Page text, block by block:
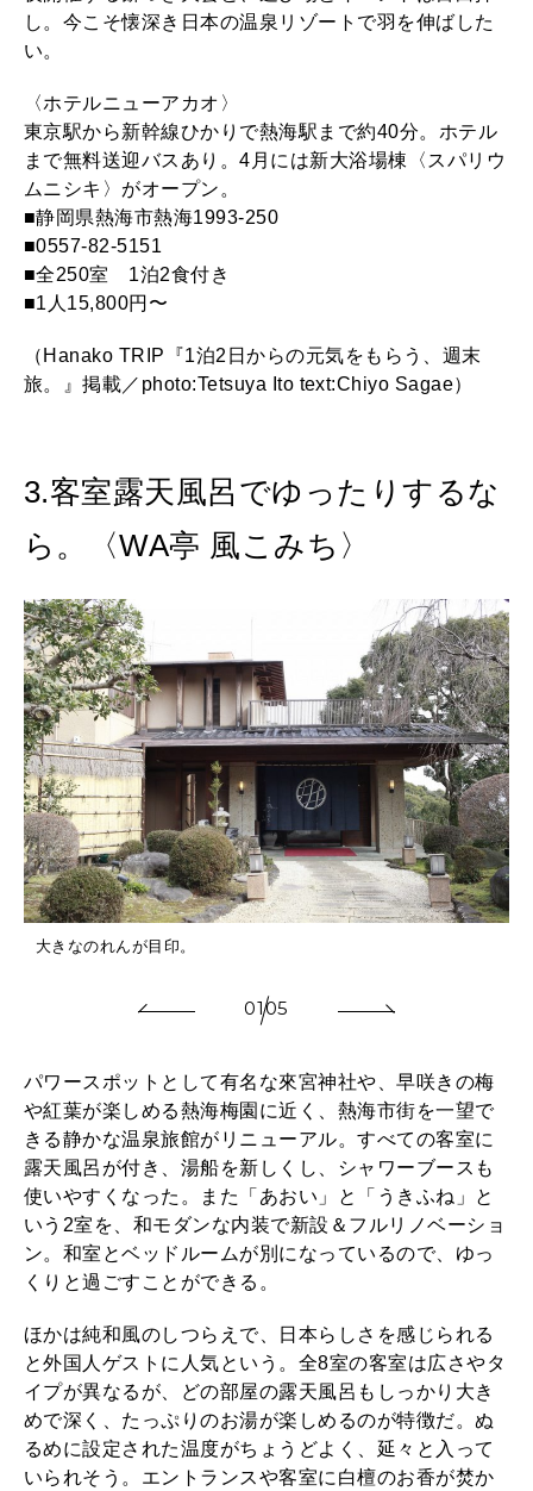
し。今こそ懐深き日本の温泉リゾートで羽を伸ばした
い。
〈ホテルニューアカオ〉
東京駅から新幹線ひかりで熱海駅まで約40分。ホテル
まで無料送迎バスあり。4月には新大浴場棟〈スパリウ
ムニシキ〉がオープン。
■静岡県熱海市熱海1993-250
■0557-82-5151
■全250室 1泊2食付き
■1人15,800円〜
（Hanako TRIP『1泊2日からの元気をもらう、週末
旅。』掲載／photo:Tetsuya Ito text:Chiyo Sagae）
3.客室露天風呂でゆったりするな
ら。〈WA亭 風こみち〉
大きなのれんが目印。
0105
パワースポットとして有名な來宮神社や、早咲きの梅
や紅葉が楽しめる熱海梅園に近く、熱海市街を一望で
きる静かな温泉旅館がリニューアル。すべての客室に
露天風呂が付き、湯船を新しくし、シャワーブースも
使いやすくなった。また「あおい」と「うきふね」と
いう2室を、和モダンな内装で新設＆フルリノベーショ
ン。和室とベッドルームが別になっているので、ゆっ
くりと過ごすことができる。
ほかは純和風のしつらえで、日本らしさを感じられる
と外国人ゲストに人気という。全8室の客室は広さやタ
イプが異なるが、どの部屋の露天風呂もしっかり大き
めで深く、たっぷりのお湯が楽しめるのが特徴だ。ぬ
るめに設定された温度がちょうどよく、延々と入って
いられそう。エントランスや客室に白檀のお香が焚か